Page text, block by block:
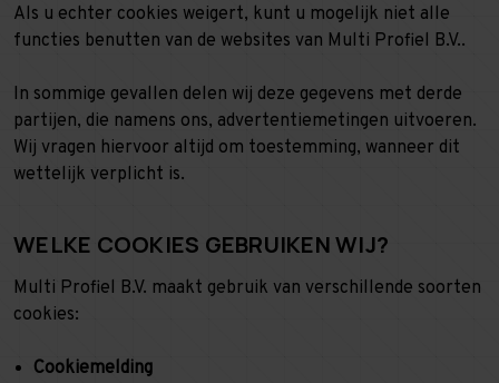
Als u echter cookies weigert, kunt u mogelijk niet alle
functies benutten van de websites van Multi Profiel B.V..
In sommige gevallen delen wij deze gegevens met derde
partijen, die namens ons, advertentiemetingen uitvoeren.
Wij vragen hiervoor altijd om toestemming, wanneer dit
wettelijk verplicht is.
WELKE COOKIES GEBRUIKEN WIJ?
Multi Profiel B.V. maakt gebruik van verschillende soorten
cookies:
Cookiemelding